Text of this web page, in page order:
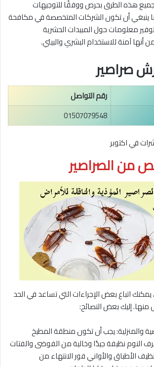
هذه الطرق بحرص ووفقًا للتوجيهات
ينبغي أن تكون الشركات المتخصصة في مكافحة
معلومات حول المبيدات الحشرية
أنها آمنة للاستخدام البشري والبيئي.
صراصير
رقم التواصل
01507079548
في اكتوبر
من الصراصير
،يمكنك اتباع بعض الإجراءات التي تساعد في الحد
إليك بعض النصائح:
والمنزلية: يجب أن تكون منطقة المطبخ
النوم نظيفة جيدًا وخالية من الفوضى والفتات
الأطباق والأواني فور الانتهاء من